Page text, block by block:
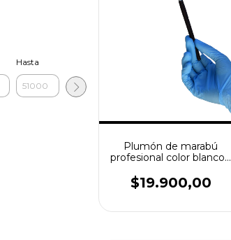
Hasta
Plumón de marabú
profesional color blanco -
latentes
$19.900,00